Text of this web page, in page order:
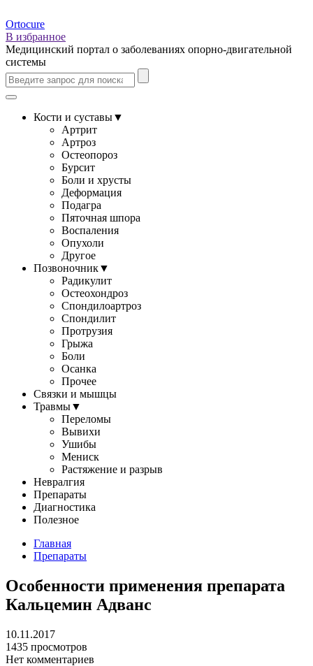
Ortocure
В избранное
Медицинский портал о заболеваниях опорно-двигательной
системы
Кости и суставы▼
Артрит
Артроз
Остеопороз
Бурсит
Боли и хрусты
Деформация
Подагра
Пяточная шпора
Воспаления
Опухоли
Другое
Позвоночник▼
Радикулит
Остеохондроз
Спондилоартроз
Спондилит
Протрузия
Грыжа
Боли
Осанка
Прочее
Связки и мышцы
Травмы▼
Переломы
Вывихи
Ушибы
Мениск
Растяжение и разрыв
Невралгия
Препараты
Диагностика
Полезное
Главная
Препараты
Особенности применения препарата
Кальцемин Адванс
10.11.2017
1435 просмотров
Нет комментариев